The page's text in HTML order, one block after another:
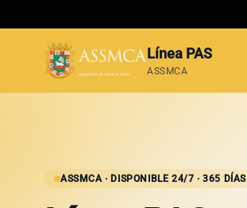
Línea PAS
ASSMCA
ASSMCA · DISPONIBLE 24/7 · 365 DÍAS